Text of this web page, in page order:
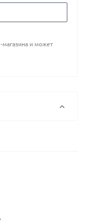
магазина и может